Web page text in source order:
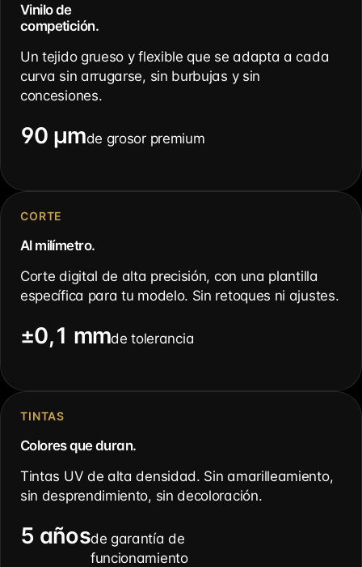
Vinilo de
competición.
Un tejido grueso y flexible que se adapta a cada
curva sin arrugarse, sin burbujas y sin
concesiones.
90 µmde grosor premium
CORTE
Al milímetro.
Corte digital de alta precisión, con una plantilla
específica para tu modelo. Sin retoques ni ajustes.
±0,1 mmde tolerancia
TINTAS
Colores que duran.
Tintas UV de alta densidad. Sin amarilleamiento,
sin desprendimiento, sin decoloración.
5 añosde garantía de
funcionamiento